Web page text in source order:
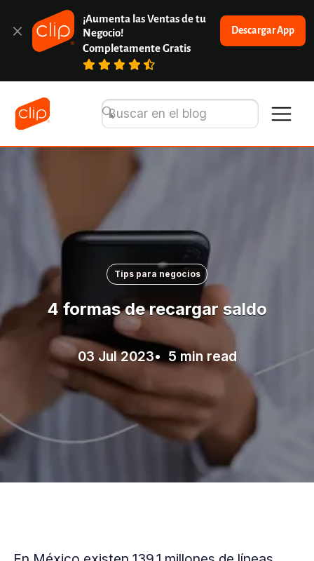
¡Aumenta las Ventas de tu
Negocio!
Completamente Gratis
Descargar App
Tips para negocios
4 formas de recargar saldo
03 Jul 2023• 5 min read